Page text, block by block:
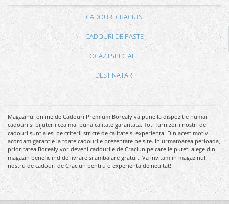
CADOURI CRACIUN
CADOURI DE PASTE
OCAZII SPECIALE
DESTINATARI
Magazinul online de Cadouri Premium Borealy va pune la dispozitie numai
cadouri si bijuterii cea mai buna calitate garantata. Toti furnizorii nostri de
cadouri sunt alesi pe criterii stricte de calitate si experienta. Din acest motiv
acordam garantie la toate cadourile prezentate pe site. In urmatoarea perioada,
prioritatea Borealy vor deveni cadourile de Craciun pe care le puteti alege din
magazin beneficiind de livrare si ambalare gratuit. Va invitam in magazinul
nostru de cadouri de Craciun pentru o experienta de neuitat!